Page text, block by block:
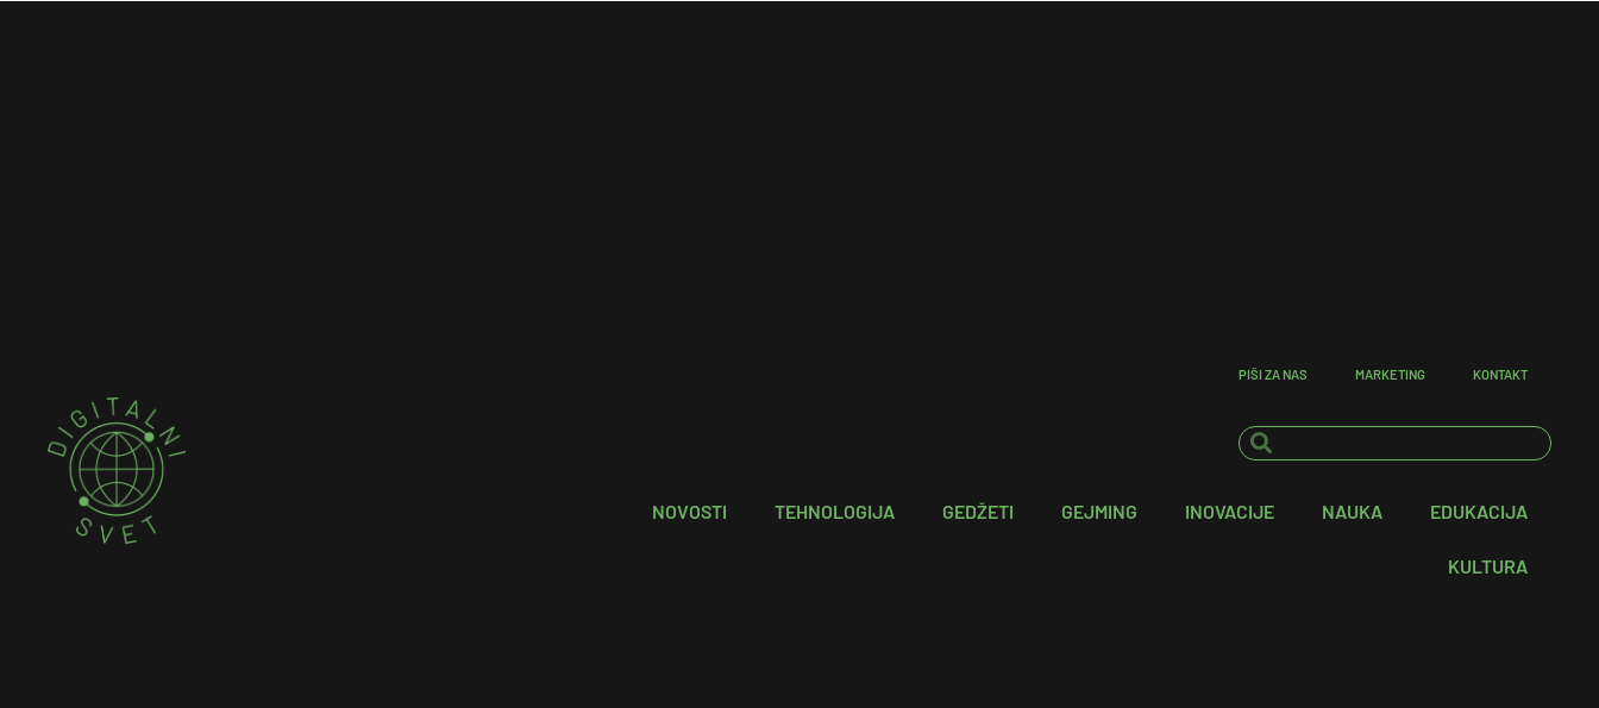
PIŠI ZA NAS MARKETING KONTAKT
NOVOSTI TEHNOLOGIJA GEDŽETI GEJMING INOVACIJE NAUKA EDUKACIJA
KULTURA